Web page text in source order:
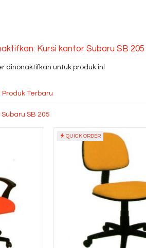
Kursi kantor Subaru SB 205
dinonaktifkan untuk produk ini
Produk Terbaru
SB 205
QUICK ORDER